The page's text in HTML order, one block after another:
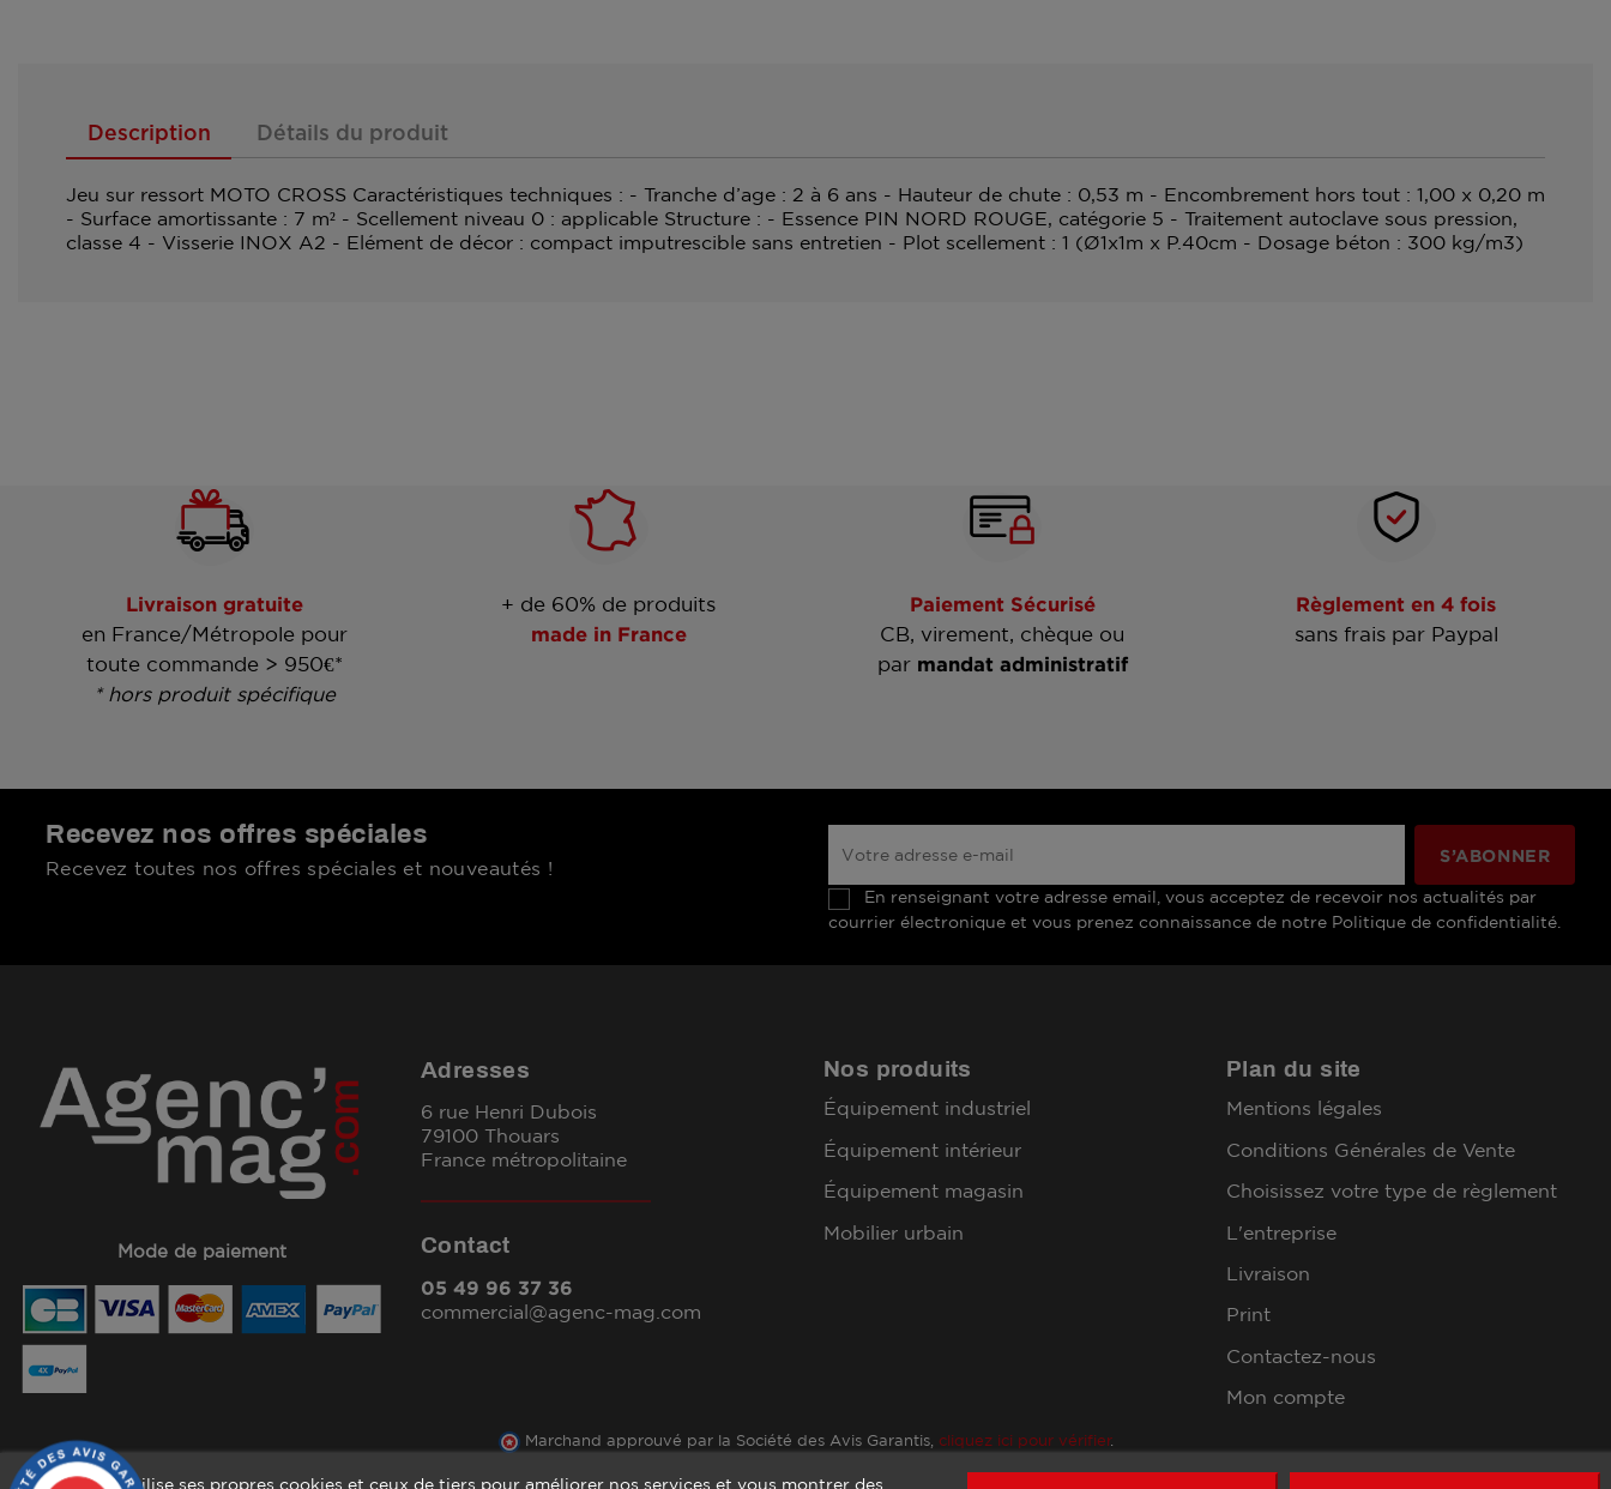
Description Détails du produit
Jeu sur ressort MOTO CROSS Caractéristiques techniques : - Tranche d’age : 2 à 6 ans - Hauteur de chute : 0,53 m - Encombrement hors tout : 1,00 x 0,20 m
- Surface amortissante : 7 m² - Scellement niveau 0 : applicable Structure : - Essence PIN NORD ROUGE, catégorie 5 - Traitement autoclave sous pression,
classe 4 - Visserie INOX A2 - Elément de décor : compact imputrescible sans entretien - Plot scellement : 1 (Ø1x1m x P.40cm - Dosage béton : 300 kg/m3)
Livraison gratuite
en France/Métropole pour
toute commande > 950€*
* hors produit spécifique
+ de 60% de produits
made in France
Paiement Sécurisé
CB, virement, chèque ou
par mandat administratif
Règlement en 4 fois
sans frais par Paypal
Recevez nos offres spéciales
Recevez toutes nos offres spéciales et nouveautés !
En renseignant votre adresse email, vous acceptez de recevoir nos actualités par
courrier électronique et vous prenez connaissance de notre Politique de confidentialité.
Mode de paiement
Adresses
6 rue Henri Dubois
79100 Thouars
France métropolitaine
Contact
05 49 96 37 36
commercial@agenc-mag.com
Nos produits
Équipement industriel
Équipement intérieur
Équipement magasin
Mobilier urbain
Plan du site
Mentions légales
Conditions Générales de Vente
Choisissez votre type de règlement
L'entreprise
Livraison
Print
Contactez-nous
Mon compte
Marchand approuvé par la Société des Avis Garantis, cliquez ici pour vérifier.
Ce site Web utilise ses propres cookies et ceux de tiers pour améliorer nos services et vous montrer des